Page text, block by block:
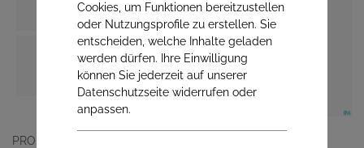
PRO MEDICO HANDELSGMBH
Cookies, um Funktionen bereitzustellen
oder Nutzungsprofile zu erstellen. Sie
entscheiden, welche Inhalte geladen
werden dürfen. Ihre Einwilligung
können Sie jederzeit auf unserer
Datenschutzseite widerrufen oder
anpassen.